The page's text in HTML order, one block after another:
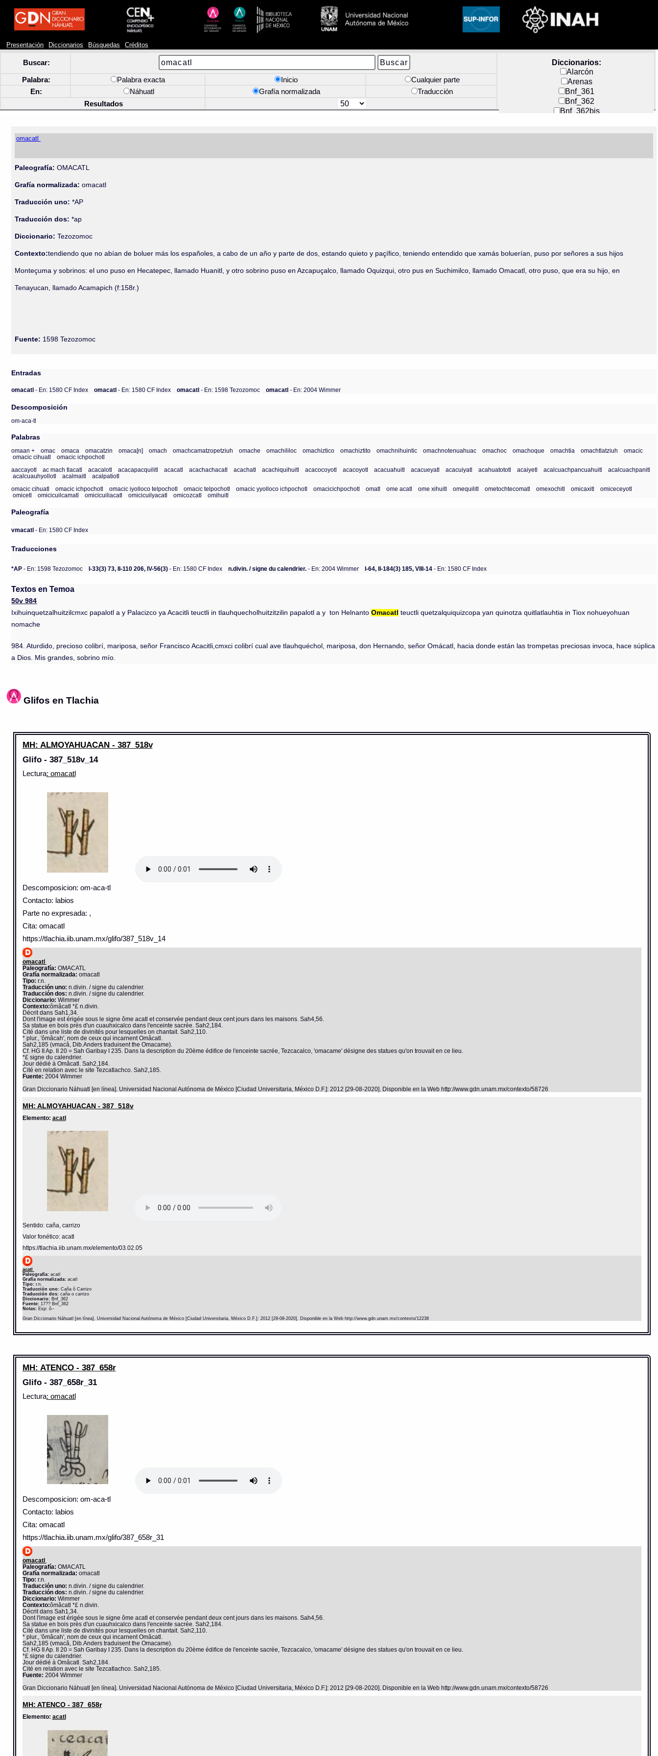
Presentación Diccionarios Búsquedas Créditos
Buscar:
Diccionarios:
Alarcón
Arenas
Bnf_361
Bnf_362
Bnf_362bis
Docs_México
Sahagún Escolio
Tezozomoc
Palabra: Palabra exacta Inicio
Cualquier parte
En:
Náhuatl Grafía normalizada
Traducción
Resultados
omacatl
Paleografía: OMACATL
Grafía normalizada: omacatl
Traducción uno: *AP
Traducción dos: *ap
Diccionario:Tezozomoc
Contexto:tendiendo que no abían de boluer más los españoles, a cabo de un año y parte de dos, estando quieto y paçífico, teniendo entendido que xamás boluerían, puso por señores a sus hijos
Monteçuma y sobrinos: el uno puso en Hecatepec, llamado Huanitl, y otro sobrino puso en Azcapuçalco, llamado Oquizqui, otro pus en Suchimilco, llamado Omacatl, otro puso, que era su hijo, en
Tenayucan, llamado Acamapich (f:158r.)
Fuente: 1598 Tezozomoc
Entradas
omacatl- En: 1580 CF Index omacatl- En: 1580 CF Index omacatl- En: 1598 Tezozomoc omacatl- En: 2004 Wimmer
Descomposición
om-aca-tl
Palabras
omaan + omac omaca omacatzin omaca[n] omach omachcamatzopetziuh omache omachililoc omachiztico omachiztito omachnihuintic omachnotenuahuac omachoc omachoque omachtia omachtlatziuh
omacic
omacic cihuatl
omacic ichpochotl
aaccayotl
ac mach tlacatl acacalotl acacapacquilitl acacatl acachachacatl acachatl acachiquihuitl acacocoyotl acacoyotl acacuahuitl acacueyatl acacuiyatl acahuatototl acaiyetl acalcuachpancuahuitl
acalcuachpanitl
acalcuauhyollotl
acalmaitl
acalpatiotl
omacic cihuatl
omacic ichpochotl omacic iyolloco telpochotl omacic telpochotl omacic yyolloco ichpochotl omacicichpochotl omatl ome acatl ome xihuitl omequilitl ometochtecomatl omexochitl omicaxitl
omiceceyotl
omicetl
omicicuilcamatl omicicuiliacatl omicicuilyacatl omicozcatl omihuitl
Paleografía
vmacatl - En: 1580 CF Index
Traducciones
*AP - En: 1598 Tezozomoc I-33(3) 73, II-110 206, IV-56(3) - En: 1580 CF Index n.divin. / signe du calendrier. - En: 2004 Wimmer I-64, II-184(3) 185, VIII-14 - En: 1580 CF Index
Textos en Temoa
50v 984
Ixihuinquetzalhuitzilcmxc papalotl a y Palacizco ya Acacitli teuctli in tlauhquecholhuitzitzilin papalotl a y ton HelnantoOmacatl teuctli quetzalquiquizcopa yan quinotza quitlatlauhtia in Tiox nohueyohuan
nomache
984. Aturdido, precioso colibrí, mariposa, señor Francisco Acacitli,cmxci colibrí cual ave tlauhquéchol, mariposa, don Hernando, señor Omácatl, hacia donde están las trompetas preciosas invoca, hace súplica
a Dios. Mis grandes, sobrino mío.
Glifos en Tlachia
MH: ALMOYAHUACAN - 387_518v
Glifo - 387_518v_14
Lectura: omacatl
Descomposicion: om-aca-tl
Contacto: labios
Parte no expresada: ,
Cita: omacatl
https://tlachia.iib.unam.mx/glifo/387_518v_14
omacatl
Paleografía: OMACATL
Grafía normalizada: omacatl
Tipo: r.n.
Traducción uno: n.divin. / signe du calendrier.
Traducción dos: n.divin. / signe du calendrier.
Diccionario: Wimmer
Contexto:ômâcatl *£ n.divin.
Décrit dans Sah1,34.
Dont l'image est érigée sous le signe ôme acatl et conservée pendant deux cent jours dans les maisons. Sah4,56.
Sa statue en bois près d'un cuauhxicalco dans l'enceinte sacrée. Sah2,184.
Cité dans une liste de divinités pour lesquelles on chantait. Sah2,110.
* plur., 'ômâcah', nom de ceux qui incarnent Omâcatl.
Sah2,185 (vmacâ, Dib.Anders traduisent the Omacame).
Cf. HG II Ap. II 20 = Sah Garibay I 235. Dans la description du 20ème édifice de l'enceinte sacrée, Tezcacalco, 'omacame' désigne des statues qu'on trouvait en ce lieu.
*£ signe du calendrier.
Jour dédié à Omâcatl. Sah2,184.
Cité en relation avec le site Tezcatlachco. Sah2,185.
Fuente: 2004 Wimmer
Gran Diccionario Náhuatl [en línea]. Universidad Nacional Autónoma de México [Ciudad Universitaria, México D.F.]: 2012 [29-08-2020]. Disponible en la Web http://www.gdn.unam.mx/contexto/58726
MH: ALMOYAHUACAN - 387_518v
Elemento: acatl
Sentido: caña, carrizo
Valor fonético: acatl
https://tlachia.iib.unam.mx/elemento/03.02.05
acatl
Paleografía:acatl
Grafía normalizada:acatl
Tipo:r.n.
Traducción uno:Caña ô Carrizo
Traducción dos:caña o carrizo
Diccionario: Bnf_362
Fuente:17?? Bnf_362
Notas:Esp: ô--
Gran Diccionario Náhuatl [en línea]. Universidad Nacional Autónoma de México [Ciudad Universitaria, México D.F.]: 2012 [29-08-2020]. Disponible en la Web http://www.gdn.unam.mx/contexto/12238
MH: ATENCO - 387_658r
Glifo - 387_658r_31
Lectura: omacatl
Descomposicion: om-aca-tl
Contacto: labios
Cita: omacatl
https://tlachia.iib.unam.mx/glifo/387_658r_31
omacatl
Paleografía: OMACATL
Grafía normalizada: omacatl
Tipo: r.n.
Traducción uno: n.divin. / signe du calendrier.
Traducción dos: n.divin. / signe du calendrier.
Diccionario: Wimmer
Contexto:ômâcatl *£ n.divin.
Décrit dans Sah1,34.
Dont l'image est érigée sous le signe ôme acatl et conservée pendant deux cent jours dans les maisons. Sah4,56.
Sa statue en bois près d'un cuauhxicalco dans l'enceinte sacrée. Sah2,184.
Cité dans une liste de divinités pour lesquelles on chantait. Sah2,110.
* plur., 'ômâcah', nom de ceux qui incarnent Omâcatl.
Sah2,185 (vmacâ, Dib.Anders traduisent the Omacame).
Cf. HG II Ap. II 20 = Sah Garibay I 235. Dans la description du 20ème édifice de l'enceinte sacrée, Tezcacalco, 'omacame' désigne des statues qu'on trouvait en ce lieu.
*£ signe du calendrier.
Jour dédié à Omâcatl. Sah2,184.
Cité en relation avec le site Tezcatlachco. Sah2,185.
Fuente: 2004 Wimmer
Gran Diccionario Náhuatl [en línea]. Universidad Nacional Autónoma de México [Ciudad Universitaria, México D.F.]: 2012 [29-08-2020]. Disponible en la Web http://www.gdn.unam.mx/contexto/58726
MH: ATENCO - 387_658r
Elemento: acatl